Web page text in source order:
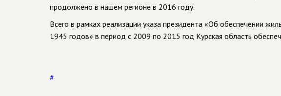
продолжено в нашем регионе в 2016 году.
Всего в рамках реализации указа президента «Об обеспечении
1945 годов» в период с 2009 по 2015 год Курская область
#